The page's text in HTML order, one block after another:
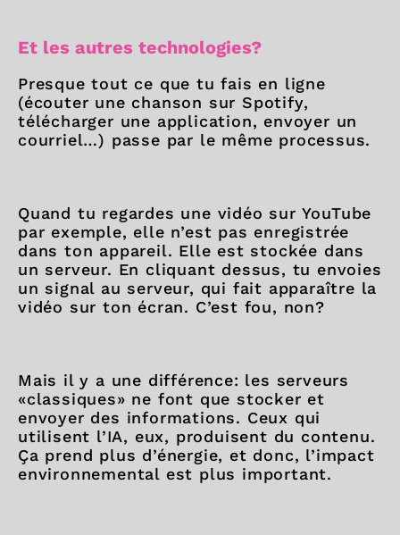
Et les autres technologies?
Presque tout ce que tu fais en ligne
(écouter une chanson sur Spotify,
télécharger une application, envoyer un
courriel…) passe par le même processus.
Quand tu regardes une vidéo sur YouTube
par exemple, elle n’est pas enregistrée
dans ton appareil. Elle est stockée dans
un serveur. En cliquant dessus, tu envoies
un signal au serveur, qui fait apparaître la
vidéo sur ton écran. C’est fou, non?
Mais il y a une différence: les serveurs
«classiques» ne font que stocker et
envoyer des informations. Ceux qui
utilisent l’IA, eux, produisent du contenu.
Ça prend plus d’énergie, et donc, l’impact
environnemental est plus important.